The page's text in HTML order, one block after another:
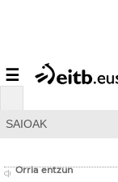
☰
SAIOAK
Orria entzun